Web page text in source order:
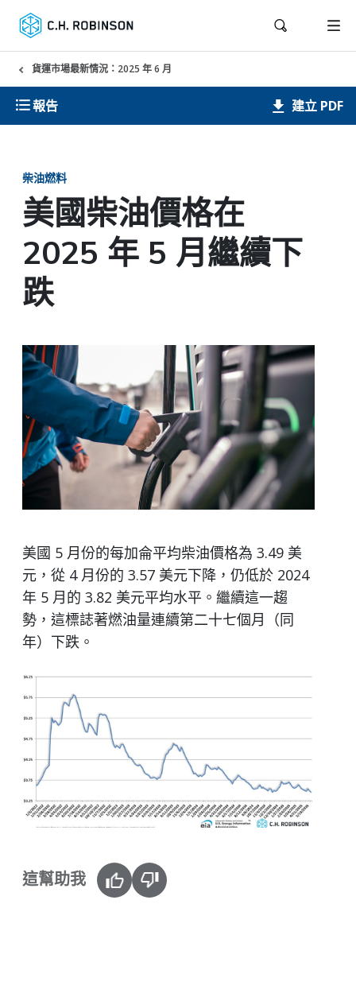
貨運市場最新情況：2025 年 6 月
報告 建立 PDF
柴油燃料
美國柴油價格在
2025 年 5 月繼續下
跌
美國 5 月份的每加侖平均柴油價格為 3.49 美
元，從 4 月份的 3.57 美元下降，仍低於 2024
年 5 月的 3.82 美元平均水平。繼續這一趨
勢，這標誌著燃油量連續第二十七個月（同
年）下跌。
這幫助我